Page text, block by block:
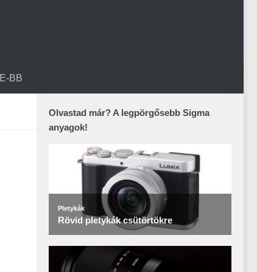
E-BB
Olvastad már? A legpörgősebb Sigma
anyagok!